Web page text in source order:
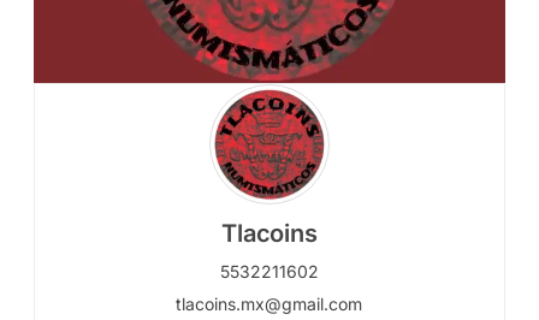
Tlacoins
5532211602
tlacoins.mx@gmail.com